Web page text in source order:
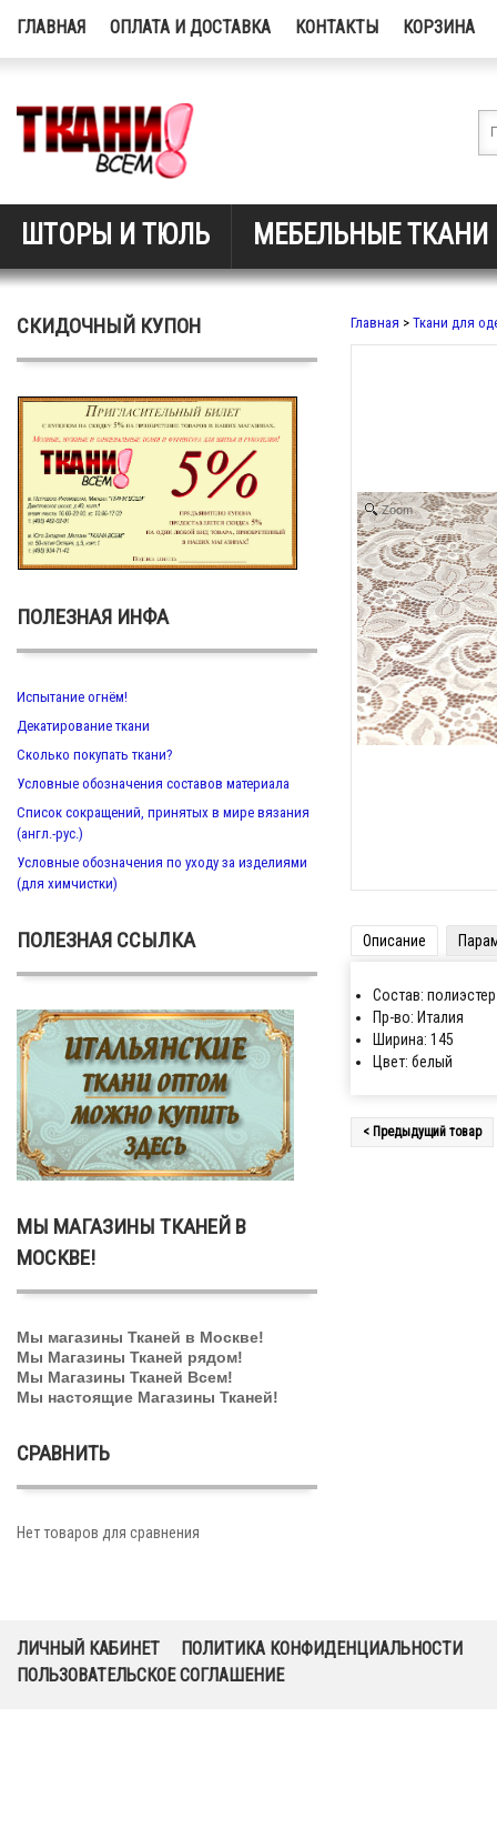
ГЛАВНАЯ ОПЛАТА И ДОСТАВКА КОНТАКТЫ КОРЗИНА
ШТОРЫ И ТЮЛЬ МЕБЕЛЬНЫЕ ТКАНИ
СКИДОЧНЫЙ КУПОН
ПОЛЕЗНАЯ ИНФА
Испытание огнём!
Декатирование ткани
Сколько покупать ткани?
Условные обозначения составов материала
Список сокращений, принятых в мире вязания
(англ.-рус.)
Условные обозначения по уходу за изделиями
(для химчистки)
ПОЛЕЗНАЯ ССЫЛКА
МЫ МАГАЗИНЫ ТКАНЕЙ В
МОСКВЕ!
Мы магазины Тканей в Москве!
Мы Магазины Тканей рядом!
Мы Магазины Тканей Всем!
Мы настоящие Магазины Тканей!
СРАВНИТЬ
Нет товаров для сравнения
Главная > Ткани для
Zoom
Описание
Состав: полиэстер
Пр-во: Италия
Ширина: 145
Цвет: белый
< Предыдущий товар
ЛИЧНЫЙ КАБИНЕТ
ПОЛИТИКА КОНФИДЕНЦИАЛЬНОСТИ
ПОЛЬЗОВАТЕЛЬСКОЕ СОГЛАШЕНИЕ